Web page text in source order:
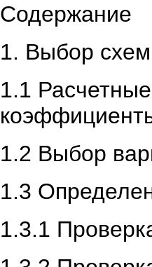
Содержание
1. Выбор
1.1
1.2 Выбор
1.3
1.3.1